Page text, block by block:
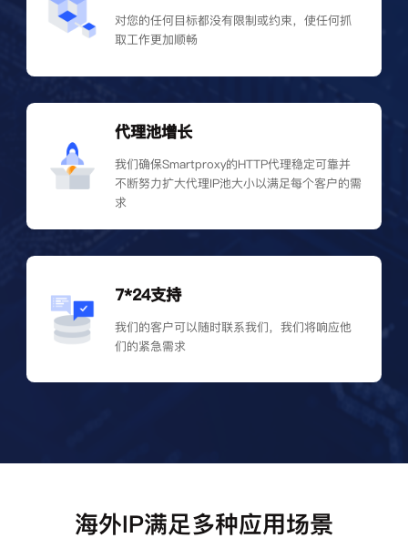
对您的任何目标都没有限制或约束，使任何抓
取工作更加顺畅
代理池增长
我们确保Smartproxy的HTTP代理稳定可靠并
不断努力扩大代理IP池大小以满足每个客户的需
求
7*24支持
我们的客户可以随时联系我们，我们将响应他
们的紧急需求
海外IP满足多种应用场景